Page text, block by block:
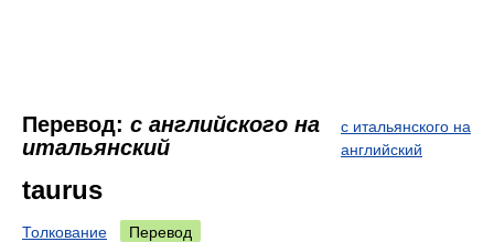
Перевод: с английского на
итальянский
с итальянского на
английский
taurus
Толкование Перевод